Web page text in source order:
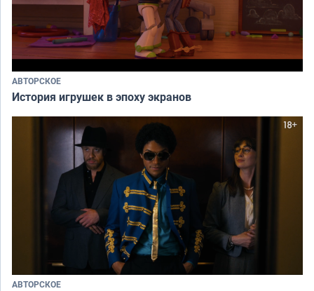
АВТОРСКОЕ
История игрушек в эпоху экранов
АВТОРСКОЕ